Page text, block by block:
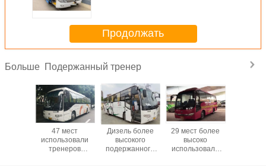
Продолжать
Больше Подержанный тренер
47 мест
использовали
тренеров
Дизель более
высокого
подержанного
29 мест более
высоко
использовали